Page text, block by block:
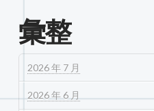
彙整
2026 年 7 月
2026 年 6 月